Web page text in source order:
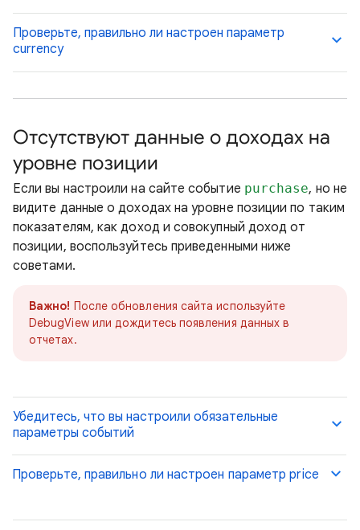
Проверьте, правильно ли настроен параметр
currency
Отсутствуют данные о доходах на
уровне позиции
Если вы настроили на сайте событие purchase, но не
видите данные о доходах на уровне позиции по таким
показателям, как доход и совокупный доход от
позиции, воспользуйтесь приведенными ниже
советами.
Важно! После обновления сайта используйте
DebugView или дождитесь появления данных в
отчетах.
Убедитесь, что вы настроили обязательные
параметры событий
Проверьте, правильно ли настроен параметр price